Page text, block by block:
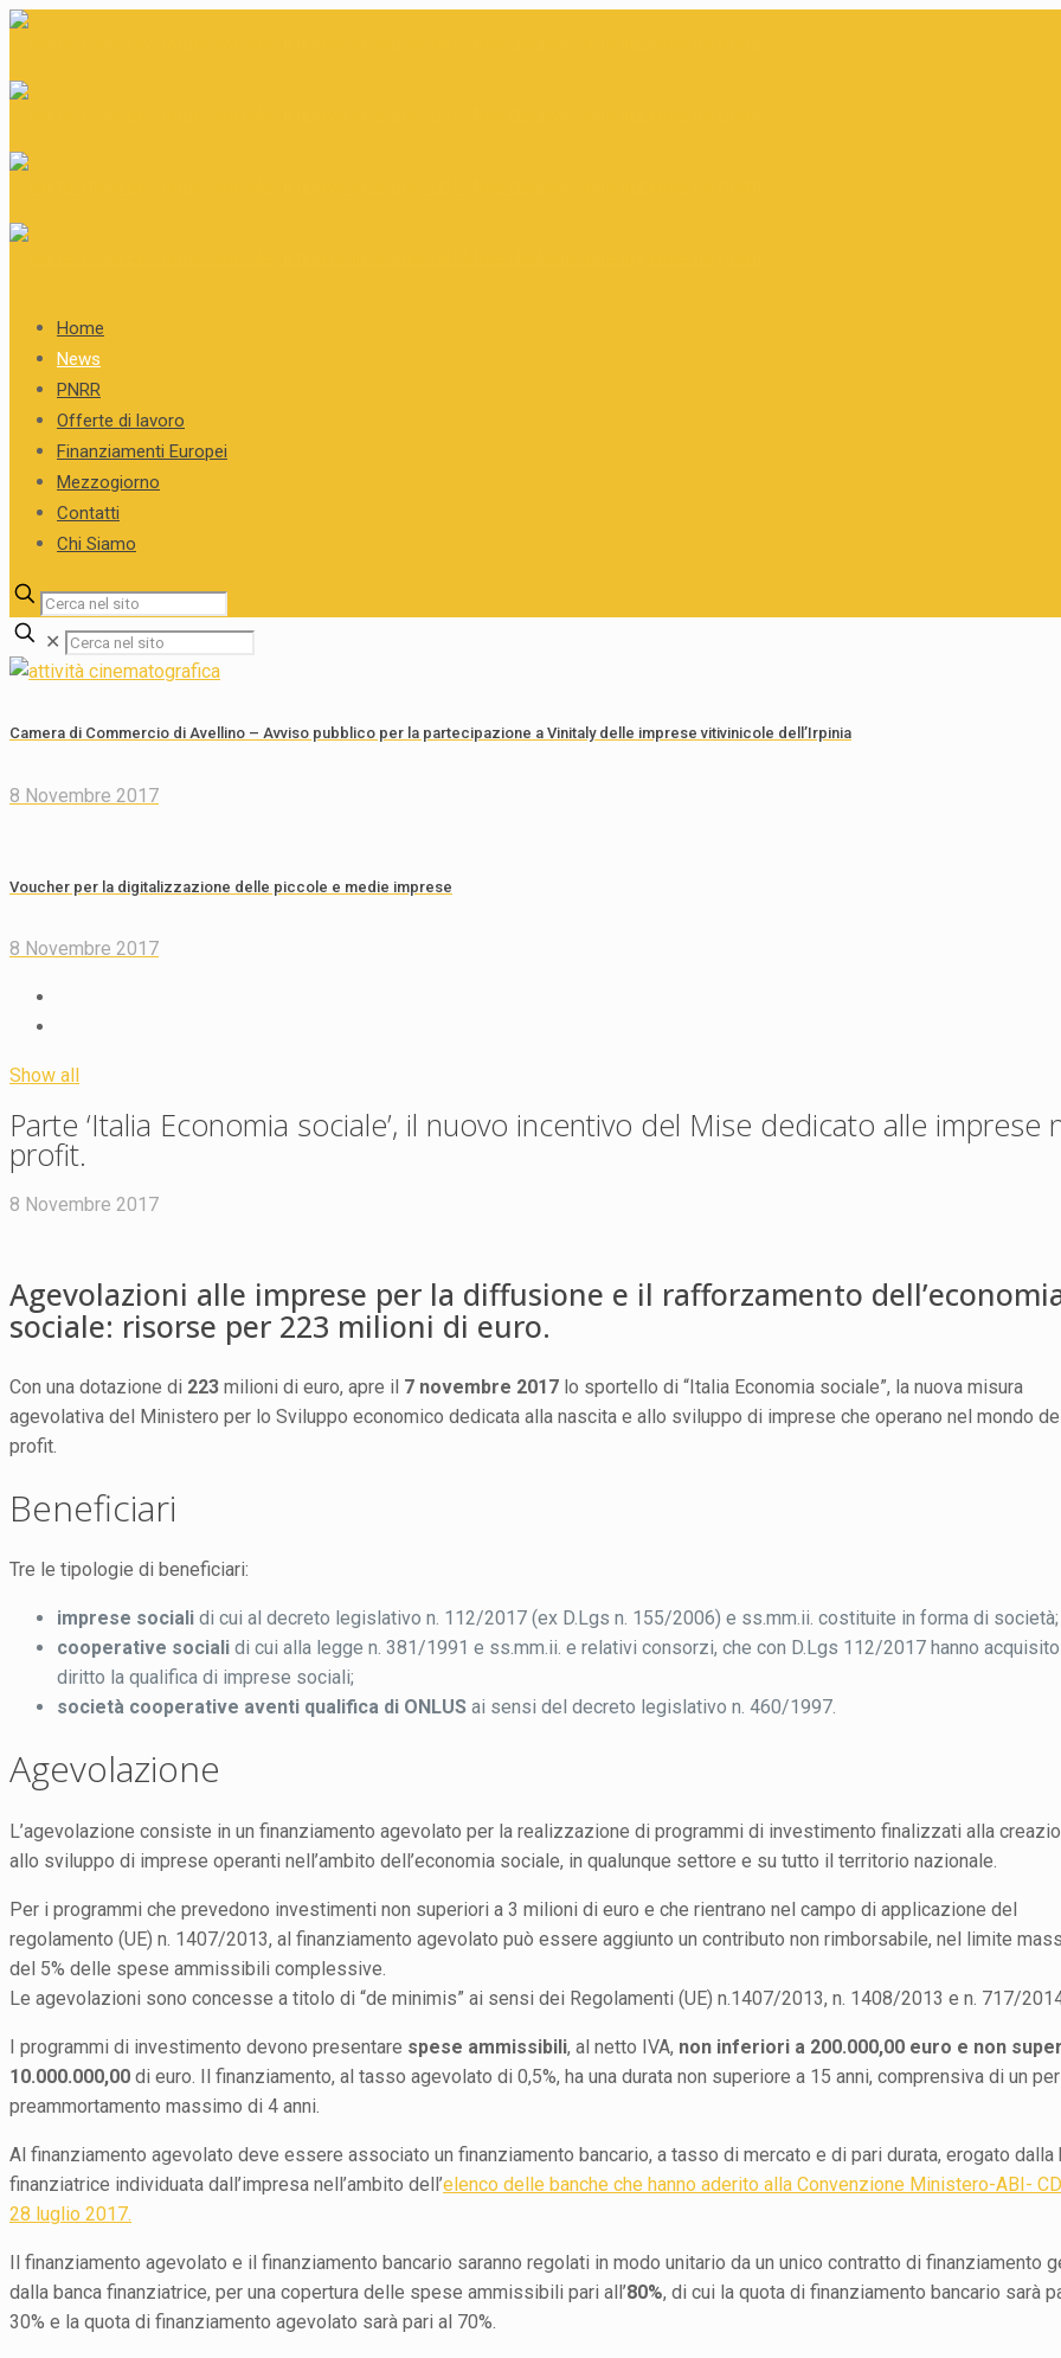
Home
News
PNRR
Offerte di lavoro
Finanziamenti Europei
Mezzogiorno
Contatti
Chi Siamo
✕
Camera di Commercio di Avellino – Avviso pubblico per la partecipazione a Vinitaly delle imprese vitivinicole dell’Irpinia
8 Novembre 2017
Voucher per la digitalizzazione delle piccole e medie imprese
8 Novembre 2017
Show all
Parte ‘Italia Economia sociale’, il nuovo incentivo del Mise dedicato alle imprese
profit.
8 Novembre 2017
Agevolazioni alle imprese per la diffusione e il rafforzamento
sociale: risorse per 223 milioni di euro.
Con una dotazione di 223 milioni di euro, apre il 7 novembre 2017 lo sportello di “Italia Economia sociale”, la nuova misura
agevolativa del Ministero per lo Sviluppo economico dedicata alla nascita e allo sviluppo di imprese che operano nel mondo
profit.
Beneficiari
Tre le tipologie di beneficiari:
imprese sociali di cui al decreto legislativo n. 112/2017 (ex D.Lgs n. 155/2006) e ss.mm.ii. costituite in forma di società;
cooperative sociali di cui alla legge n. 381/1991 e ss.mm.ii. e relativi consorzi, che con D.Lgs 112/2017 hanno
diritto la qualifica di imprese sociali;
società cooperative aventi qualifica di ONLUS ai sensi del decreto legislativo n. 460/1997.
Agevolazione
L’agevolazione consiste in un finanziamento agevolato per la realizzazione di programmi di investimento finalizzati alla
allo sviluppo di imprese operanti nell’ambito dell’economia sociale, in qualunque settore e su tutto il territorio nazionale.
Per i programmi che prevedono investimenti non superiori a 3 milioni di euro e che rientrano nel campo di applicazione del
regolamento (UE) n. 1407/2013, al finanziamento agevolato può essere aggiunto un contributo non rimborsabile, nel limite
del 5% delle spese ammissibili complessive.
Le agevolazioni sono concesse a titolo di “de minimis” ai sensi dei Regolamenti (UE) n.1407/2013, n. 1408/2013 e n. 717/
I programmi di investimento devono presentare spese ammissibili, al netto IVA, non inferiori a 200.000,00 euro e non
10.000.000,00 di euro. Il finanziamento, al tasso agevolato di 0,5%, ha una durata non superiore a 15 anni, comprensiva di un
preammortamento massimo di 4 anni.
Al finanziamento agevolato deve essere associato un finanziamento bancario, a tasso di mercato e di pari durata, erogato dalla
finanziatrice individuata dall’impresa nell’ambito dell’elenco delle banche che hanno aderito alla Convenzione Ministero-ABI-
28 luglio 2017.
Il finanziamento agevolato e il finanziamento bancario saranno regolati in modo unitario da un unico contratto di finanziamento
dalla banca finanziatrice, per una copertura delle spese ammissibili pari all’80%, di cui la quota di finanziamento bancario sarà
30% e la quota di finanziamento agevolato sarà pari al 70%.